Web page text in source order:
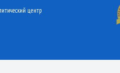
центр